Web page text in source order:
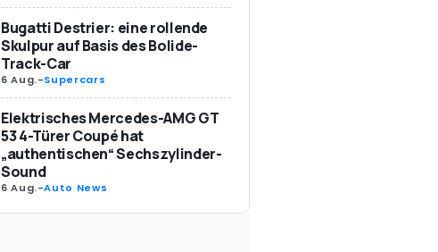
Bugatti Destrier: eine rollende
Skulpur auf Basis des Bolide-
Track-Car
6 Aug.-Supercars
Elektrisches Mercedes-AMG GT
53 4-Türer Coupé hat
„authentischen“ Sechszylinder-
Sound
6 Aug.-Auto News